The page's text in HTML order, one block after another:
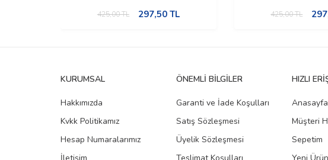
425,00TL 297,50TL 425,00TL
KURUMSAL
Hakkımızda
Kvkk Politikamız
Hesap Numaralarımız
ÖNEMLI BILGILER
Garanti ve İade Koşulları
Satış Sözleşmesi
Üyelik Sözleşmesi
HIZLI
Anasayfa
Müşteri
Sepetim